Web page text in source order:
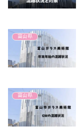
富山県
富山県